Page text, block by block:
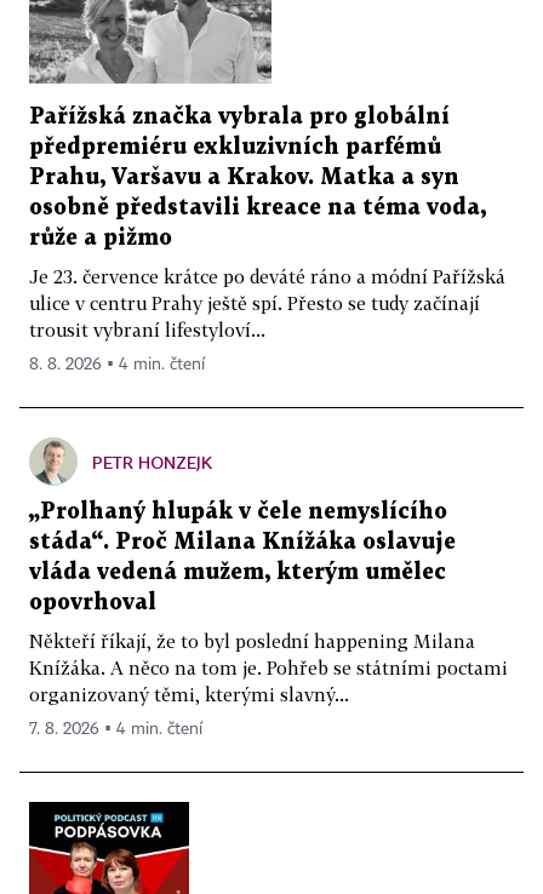
Pařížská značka vybrala pro globální
předpremiéru exkluzivních parfémů
Prahu, Varšavu a Krakov. Matka a syn
osobně představili kreace na téma voda,
růže a pižmo
Je 23. července krátce po deváté ráno a módní Pařížská
ulice v centru Prahy ještě spí. Přesto se tudy začínají
trousit vybraní lifestyloví...
8. 8. 2026 ▪ 4 min. čtení
PETR HONZEJK
„Prolhaný hlupák v čele nemyslícího
stáda“. Proč Milana Knížáka oslavuje
vláda vedená mužem, kterým umělec
opovrhoval
Někteří říkají, že to byl poslední happening Milana
Knížáka. A něco na tom je. Pohřeb se státními poctami
organizovaný těmi, kterými slavný...
7. 8. 2026 ▪ 4 min. čtení